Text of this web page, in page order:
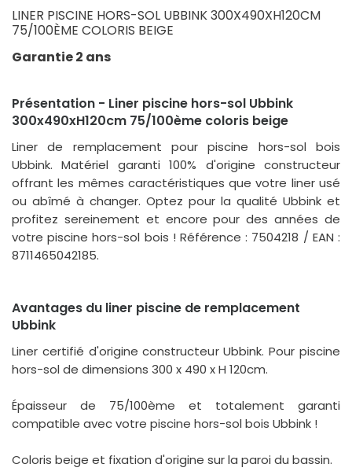
LINER PISCINE HORS-SOL UBBINK 300X490XH120CM
75/100ÈME COLORIS BEIGE
Garantie 2 ans
Présentation - Liner piscine hors-sol Ubbink
300x490xH120cm 75/100ème coloris beige
Liner de remplacement pour piscine hors-sol bois
Ubbink. Matériel garanti 100% d'origine constructeur
offrant les mêmes caractéristiques que votre liner usé
ou abîmé à changer. Optez pour la qualité Ubbink et
profitez sereinement et encore pour des années de
votre piscine hors-sol bois ! Référence : 7504218 / EAN :
8711465042185.
Avantages du liner piscine de remplacement
Ubbink
Liner certifié d'origine constructeur Ubbink. Pour piscine
hors-sol de dimensions 300 x 490 x H 120cm.
Épaisseur de 75/100ème et totalement garanti
compatible avec votre piscine hors-sol bois Ubbink !
Coloris beige et fixation d'origine sur la paroi du bassin.